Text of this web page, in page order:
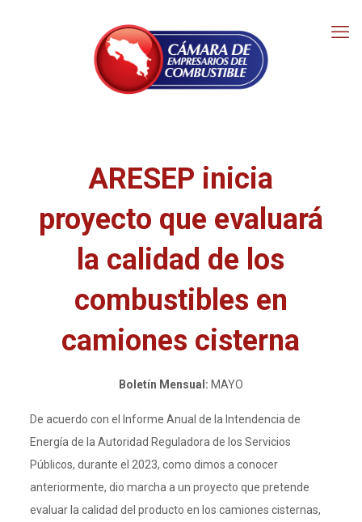
ARESEP inicia
proyecto que evaluará
la calidad de los
combustibles en
camiones cisterna
Boletín Mensual: MAYO
De acuerdo con el Informe Anual de la Intendencia de
Energía de la Autoridad Reguladora de los Servicios
Públicos, durante el 2023, como dimos a conocer
anteriormente, dio marcha a un proyecto que pretende
evaluar la calidad del producto en los camiones cisternas,